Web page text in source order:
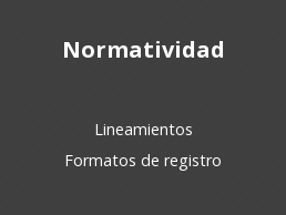
Normatividad
Lineamientos
Formatos de registro